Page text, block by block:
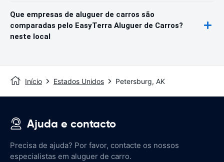
Que empresas de aluguer de carros são
comparadas pelo EasyTerra Aluguer de Carros?
neste local
Início Estados Unidos Petersburg, AK
Ajuda e contacto
Precisa de ajuda? Por favor, contacte os nossos
especialistas em aluguer de carro.